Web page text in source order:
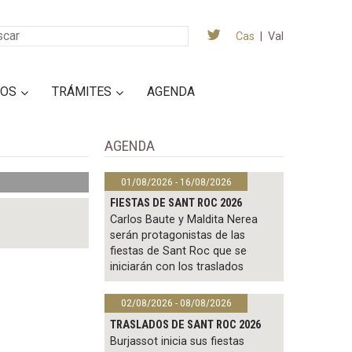
Cas Val
TRÁMITES AGENDA
AGENDA
01/08/2026 - 16/08/2026
FIESTAS DE SANT ROC 2026
Carlos Baute y Maldita Nerea
serán protagonistas de las
fiestas de Sant Roc que se
iniciarán con los traslados
02/08/2026 - 08/08/2026
TRASLADOS DE SANT ROC 2026
Burjassot inicia sus fiestas